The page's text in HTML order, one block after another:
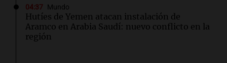
04:37 Mundo
Hutíes de Yemen atacan instalación de
Aramco en Arabia Saudí: nuevo conflicto en la
región